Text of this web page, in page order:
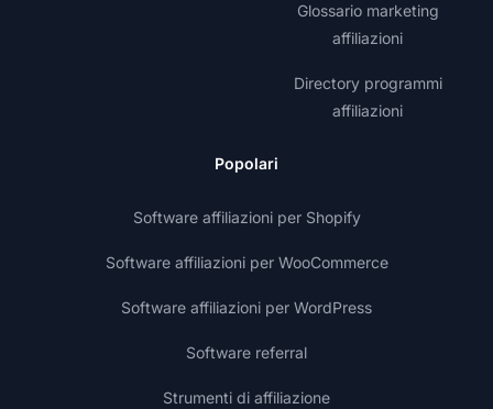
Glossario marketing
affiliazioni
Directory programmi
affiliazioni
Popolari
Software affiliazioni per Shopify
Software affiliazioni per WooCommerce
Software affiliazioni per WordPress
Software referral
Strumenti di affiliazione